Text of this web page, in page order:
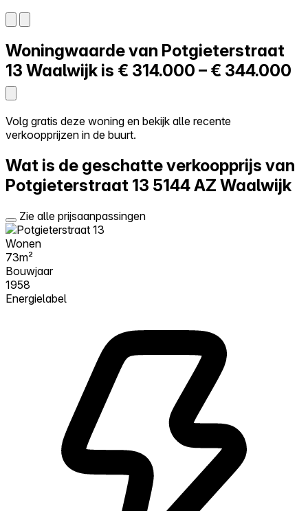
Zelf kopen
Alles-in-één
Reviews
Log in
Probeer Walter gratis
Woningwaarde van Potgieterstraat
13 Waalwijk is € 314.000 – € 344.000
Volg gratis deze woning en bekijk alle recente
verkoopprijzen in de buurt.
Wat is de geschatte verkoopprijs van
Potgieterstraat 13 5144 AZ Waalwijk
Zie alle prijsaanpassingen
Wonen
73m²
Bouwjaar
1958
Energielabel